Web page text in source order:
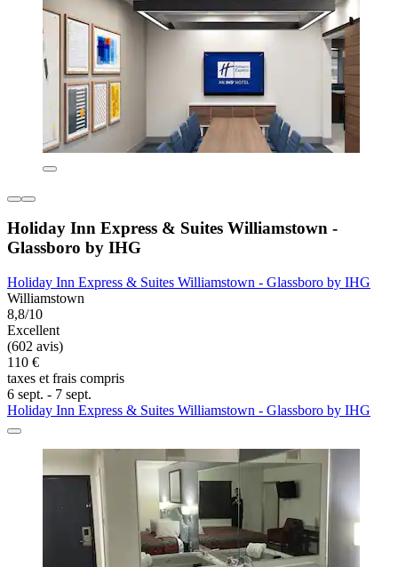
Holiday Inn Express & Suites Williamstown -
Glassboro by IHG
Holiday Inn Express & Suites Williamstown - Glassboro by IHG
Williamstown
8,8/10
Excellent
(602 avis)
110 €
taxes et frais compris
6 sept. - 7 sept.
Holiday Inn Express & Suites Williamstown - Glassboro by IHG